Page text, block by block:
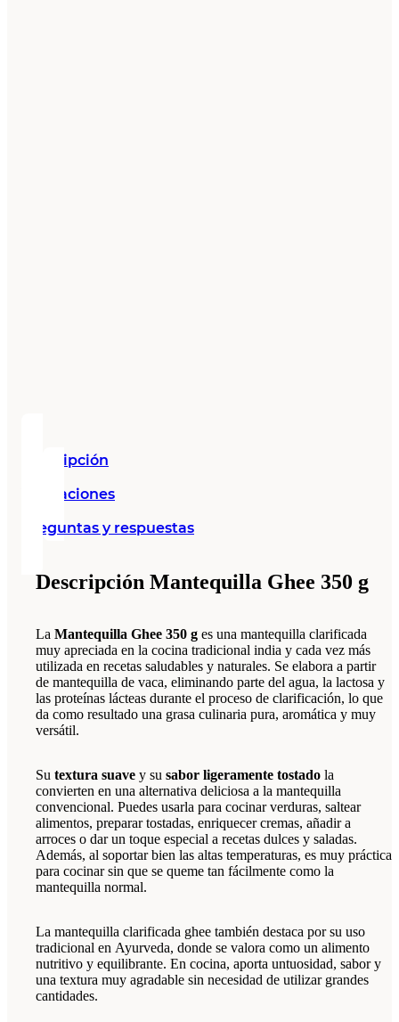
Descripción
Valoraciones
Preguntas y respuestas
Descripción Mantequilla Ghee 350 g
La Mantequilla Ghee 350 g es una mantequilla clarificada
muy apreciada en la cocina tradicional india y cada vez más
utilizada en recetas saludables y naturales. Se elabora a partir
de mantequilla de vaca, eliminando parte del agua, la lactosa y
las proteínas lácteas durante el proceso de clarificación, lo que
da como resultado una grasa culinaria pura, aromática y muy
versátil.
Su textura suave y su sabor ligeramente tostado la
convierten en una alternativa deliciosa a la mantequilla
convencional. Puedes usarla para cocinar verduras, saltear
alimentos, preparar tostadas, enriquecer cremas, añadir a
arroces o dar un toque especial a recetas dulces y saladas.
Además, al soportar bien las altas temperaturas, es muy práctica
para cocinar sin que se queme tan fácilmente como la
mantequilla normal.
La mantequilla clarificada ghee también destaca por su uso
tradicional en Ayurveda, donde se valora como un alimento
nutritivo y equilibrante. En cocina, aporta untuosidad, sabor y
una textura muy agradable sin necesidad de utilizar grandes
cantidades.